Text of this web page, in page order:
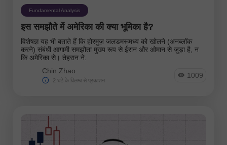
Fundamental Analysis
इस समझौते में अमेरिका की क्या भूमिका है?
विशेषज्ञ यह भी बताते हैं कि होरमुज़ जलडमरूमध्य को खोलने (अनब्लॉक
करने) संबंधी आगामी समझौता मुख्य रूप से ईरान और ओमान से जुड़ा है, न
कि अमेरिका से। तेहरान ने.
Chin Zhao
2 घंटे के विलम्ब से प्रकाशन
1009